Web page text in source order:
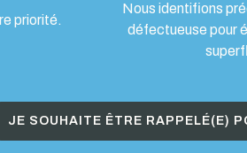
priorité.
Nous identifions
défectueuse pour
JE SOUHAITE ÊTRE RAPPELÉ(E)